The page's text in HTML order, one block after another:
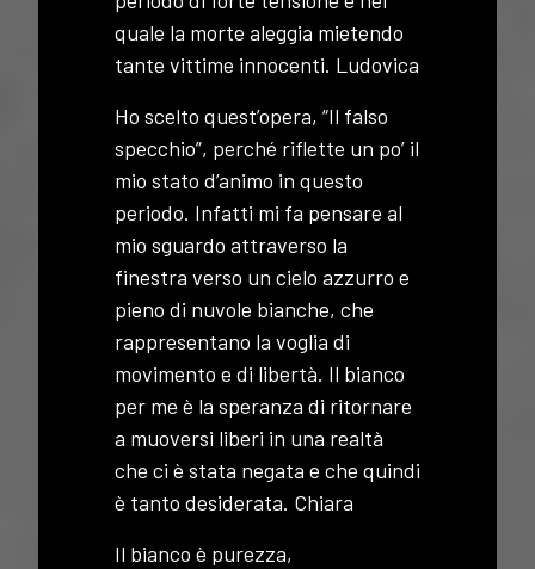
quale la morte aleggia mietendo
tante vittime innocenti. Ludovica
Ho scelto quest’opera, “Il falso
specchio”, perché riflette un po’ il
mio stato d’animo in questo
periodo. Infatti mi fa pensare al
mio sguardo attraverso la
finestra verso un cielo azzurro e
pieno di nuvole bianche, che
rappresentano la voglia di
movimento e di libertà. Il bianco
per me è la speranza di ritornare
a muoversi liberi in una realtà
che ci è stata negata e che quindi
è tanto desiderata. Chiara
Il bianco è purezza,